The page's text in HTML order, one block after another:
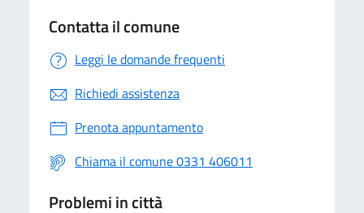
Contatta il comune
Leggi le domande frequenti
Richiedi assistenza
Prenota appuntamento
Chiama il comune 0331 406011
Problemi in città